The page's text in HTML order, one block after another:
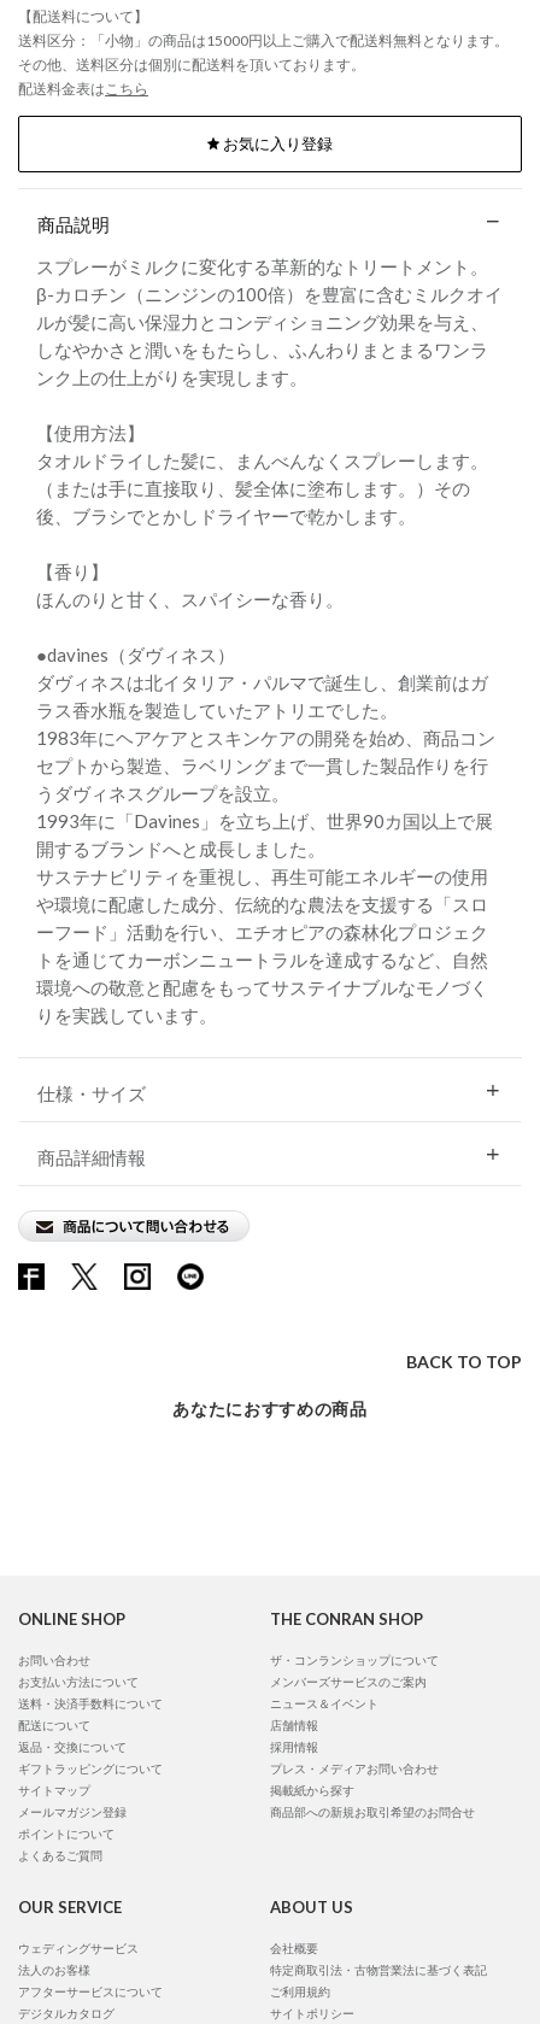
【配送料について】
送料区分：「小物」の商品は15000円以上ご購入で配送料無料となります。
その他、送料区分は個別に配送料を頂いております。
配送料金表は こちら
お気に入り登録
商品説明
スプレーがミルクに変化する革新的なトリートメント。
β-カロチン（ニンジンの100倍）を豊富に含むミルクオイ
ルが髪に高い保湿力とコンディショニング効果を与え、
しなやかさと潤いをもたらし、ふんわりまとまるワンラ
ンク上の仕上がりを実現します。
【使用方法】
タオルドライした髪に、まんべんなくスプレーします。
（または手に直接取り、髪全体に塗布します。）その
後、ブラシでとかしドライヤーで乾かします。
【香り】
ほんのりと甘く、スパイシーな香り。
●davines（ダヴィネス）
ダヴィネスは北イタリア・パルマで誕生し、創業前はガ
ラス香水瓶を製造していたアトリエでした。
1983年にヘアケアとスキンケアの開発を始め、商品コン
セプトから製造、ラベリングまで一貫した製品作りを行
うダヴィネスグループを設立。
1993年に「Davines」を立ち上げ、世界90カ国以上で展
開するブランドへと成長しました。
サステナビリティを重視し、再生可能エネルギーの使用
や環境に配慮した成分、伝統的な農法を支援する「スロ
ーフード」活動を行い、エチオピアの森林化プロジェク
トを通じてカーボンニュートラルを達成するなど、自然
環境への敬意と配慮をもってサステイナブルなモノづく
りを実践しています。
仕様・サイズ
商品詳細情報
BACK TO TOP
あなたにおすすめの商品
ONLINE SHOP
お問い合わせ
お支払い方法について
送料・決済手数料について
配送について
返品・交換について
ギフトラッピングについて
サイトマップ
メールマガジン登録
ポイントについて
よくあるご質問
THE CONRAN SHOP
ザ・コンランショップについて
メンバーズサービスのご案内
ニュース＆イベント
店舗情報
採用情報
プレス・メディアお問い合わせ
掲載紙から探す
商品部への新規お取引希望のお問合せ
OUR SERVICE
ウェディングサービス
法人のお客様
アフターサービスについて
デジタルカタログ
ABOUT US
会社概要
特定商取引法・古物営業法に基づく表記
ご利用規約
サイトポリシー